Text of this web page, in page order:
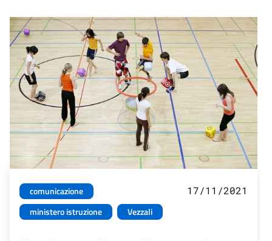
comunicazione
ministero istruzione
Vezzali
17/11/2021